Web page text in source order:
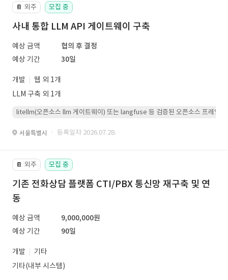
📔 외주 모집 중
사내 통합 LLM API 게이트웨이 구축
예상 금액
협의 후 결정
예상 기간
30일
개발
웹 외 1개
LLM 구축 외 1개
litellm(오픈소스 llm 게이트웨이) 또는 langfuse 등 검증된 오픈소스 프레임워
서울특별시 · 등록일자 2026.07.28.
📔 외주 모집 중
기존 전화상담 플랫폼 CTI/PBX 통신망 재구축 및 연
동
예상 금액
9,000,000원
예상 기간
90일
개발
기타
기타(내부 시스템)